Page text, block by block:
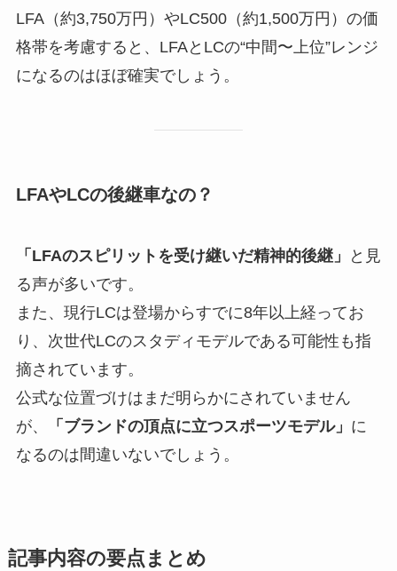
LFA（約3,750万円）やLC500（約1,500万円）の価
格帯を考慮すると、LFAとLCの“中間〜上位”レンジ
になるのはほぼ確実でしょう。
LFAやLCの後継車なの？
「LFAのスピリットを受け継いだ精神的後継」
と見
る声が多いです。
また、現行LCは登場からすでに8年以上経ってお
り、次世代LCのスタディモデルである可能性も指
摘されています。
公式な位置づけはまだ明らかにされていません
が、
「ブランドの頂点に立つスポーツモデル」 に
なるのは間違いないでしょう。
記事内容の要点まとめ